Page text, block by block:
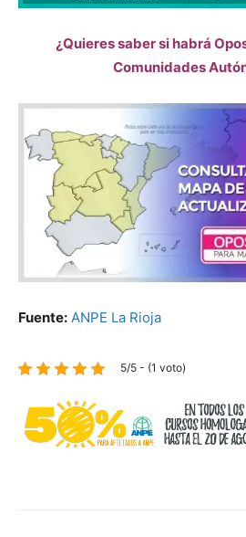
¿Quieres saber si habrá
Comunidades
Fuente: ANPE La Rioja
5/5 - (1 voto)